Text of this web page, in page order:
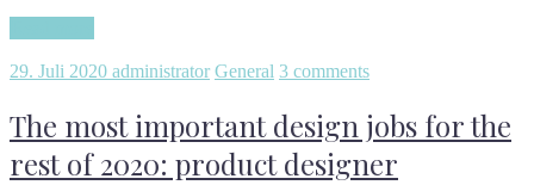
29. Juli 2020 administrator General 3 comments
The most important design jobs for the
rest of 2020: product designer